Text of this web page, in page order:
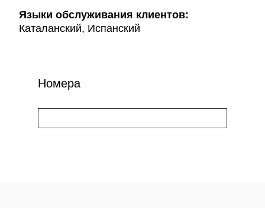
Языки обслуживания клиентов:
Каталанский, Испанский
Номера